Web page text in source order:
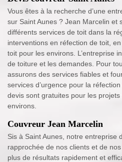
Vous êtes à la recherche d’une
sur Saint Aunes ? Jean Marcelin et
différents services de toit dans la
interventions en réfection de toit,
toit pour les environs. L’entreprise
de toiture et les demandes. Pour
assurons des services fiables et
services d’urgence pour la
devis sont gratuites pour les
environs.
Couvreur Jean Marcelin
Sis à Saint Aunes, notre entreprise
rapprochée de nos clients et de
plus de résultats rapidement et